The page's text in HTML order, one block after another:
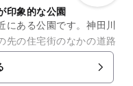
印象的な公園
にある公園です。神田川
先の住宅街のなかの道路
道路には、道路の中央